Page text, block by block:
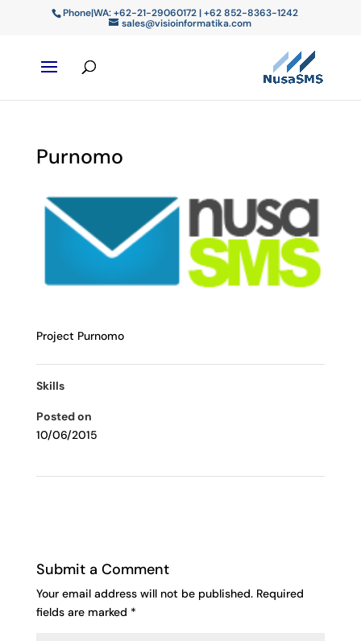
Phone|WA: +62-21-29060172 | +62 852-8363-1242
sales@visioinformatika.com
Purnomo
Project Purnomo
Skills
Posted on
10/06/2015
Submit a Comment
Your email address will not be published. Required
fields are marked *